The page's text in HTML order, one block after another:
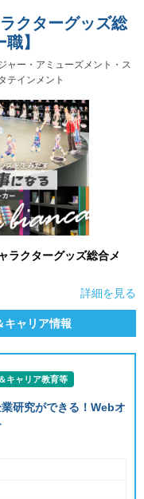
ャー・アミューズメント・ス
テインメント
クターグッズ総
】
ラクターグッズ総合メ
詳細を見る
キャリア情報
キャリア教育等
研究ができる！Webオ